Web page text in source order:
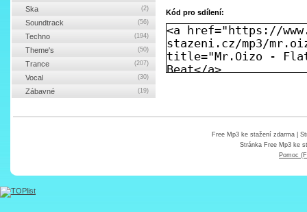
Kód pro sdílení:
Ska (2)
Soundtrack (56)
Techno (194)
Theme's (50)
Trance (207)
Vocal (30)
Zábavné (19)
Free Mp3 ke stažení zdarma|
Stránka Free Mp3 ke
Pomoc